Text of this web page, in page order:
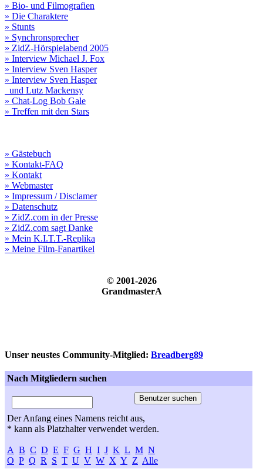
» Bio- und Filmografien
» Die Charaktere
» Stunts
» Synchronsprecher
» ZidZ-Hörspielabend 2005
» Interview Michael J. Fox
» Interview Sven Hasper
» Interview Sven Hasper
und Lutz Mackensy
» Chat-Log Bob Gale
» Treffen mit den Stars
» Gästebuch
» Kontakt-FAQ
» Kontakt
» Webmaster
» Impressum / Disclamer
» Datenschutz
» ZidZ.com in der Presse
» ZidZ.com sagt Danke
» Mein K.I.T.T.-Replika
» Meine Film-Fanartikel
© 2001-2026
GrandmasterA
Unser neustes Community-Mitglied: Breadberg89
Nach Mitgliedern suchen
Der Anfang eines Namens reicht aus,
* kann als Platzhalter verwendet werden.
A B C D E F G H I J K L M N
O P Q R S T U V W X Y Z Alle